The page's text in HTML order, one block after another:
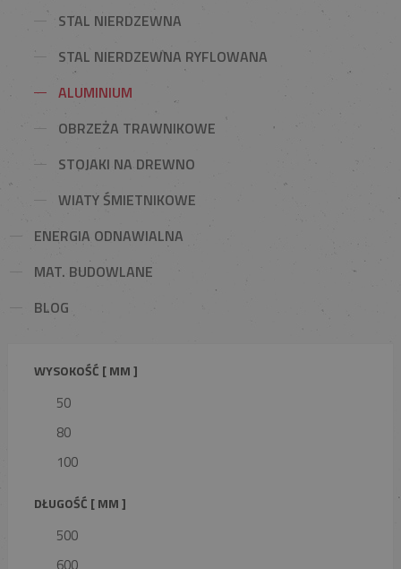
STAL NIERDZEWNA
STAL NIERDZEWNA RYFLOWANA
ALUMINIUM
OBRZEŻA TRAWNIKOWE
STOJAKI NA DREWNO
WIATY ŚMIETNIKOWE
ENERGIA ODNAWIALNA
MAT. BUDOWLANE
BLOG
WYSOKOŚĆ [ MM ]
50
80
100
DŁUGOŚĆ [ MM ]
500
600